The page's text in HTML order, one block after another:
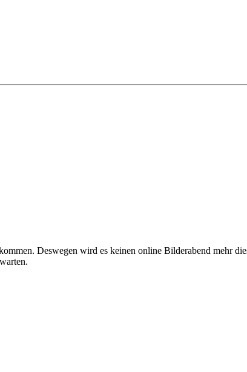
Deswegen wird es keinen online Bilderabend mehr